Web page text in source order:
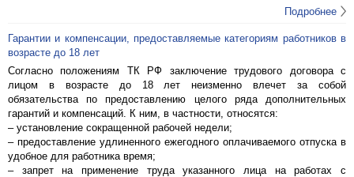
Подробнее
Гарантии и компенсации, предоставляемые категориям работников в
возрасте до 18 лет
Согласно положениям ТК РФ заключение трудового договора с
лицом в возрасте до 18 лет неизменно влечет за собой
обязательства по предоставлению целого ряда дополнительных
гарантий и компенсаций. К ним, в частности, относятся:
– установление сокращенной рабочей недели;
– предоставление удлиненного ежегодного оплачиваемого отпуска в
удобное для работника время;
– запрет на применение труда указанного лица на работах с